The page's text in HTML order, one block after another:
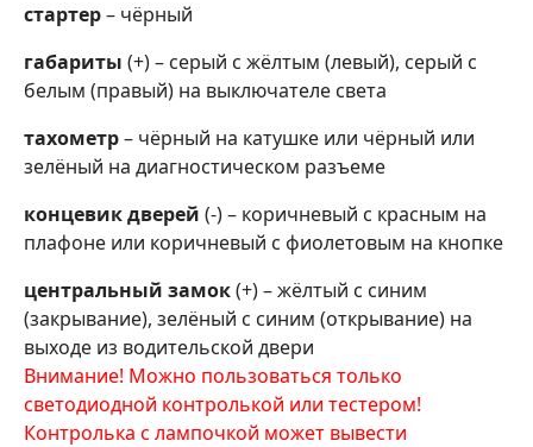
стартер– чёрный
габариты (+) – серый с жёлтым (левый), серый с
белым (правый) на выключателе света
тахометр– чёрный на катушке или чёрный или
зелёный на диагностическом разъеме
концевик дверей (-) – коричневый с красным на
плафоне или коричневый с фиолетовым на кнопке
центральный замок(+) – жёлтый с синим
(закрывание), зелёный с синим (открывание) на
выходе из водительской двери
Внимание! Можно пользоваться только
светодиодной контролькой или тестером!
Контролька с лампочкой может вывести